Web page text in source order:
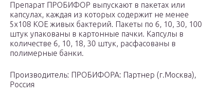
Препарат ПРОБИФОР выпускают в пакетах или
капсулах, каждая из которых содержит не менее
5х108 КОЕ живых бактерий. Пакеты по 6, 10, 30, 100
штук упакованы в картонные пачки. Капсулы в
количестве 6, 10, 18, 30 штук, расфасованы в
полимерные банки.
Производитель: ПРОБИФОРА: Партнер (г.Москва),
Россия